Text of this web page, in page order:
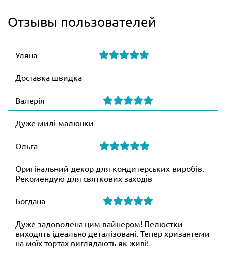
Отзывы пользователей
Уляна
Доставка швидка
Валерія
Дуже милі малюнки
Ольга
Оригінальний декор для кондитерських виробів.
Рекомендую для святкових заходів
Богдана
Дуже задоволена цим вайнером! Пелюстки
виходять ідеально деталізовані. Тепер хризантеми
на моїх тортах виглядають як живі!